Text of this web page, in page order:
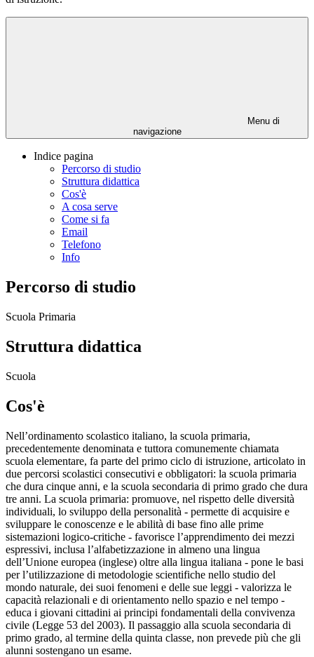
Menu di
navigazione
Indice pagina
Percorso di studio
Struttura didattica
Cos'è
A cosa serve
Come si fa
Email
Telefono
Info
Percorso di studio
Scuola Primaria
Struttura didattica
Scuola
Cos'è
Nell’ordinamento scolastico italiano, la scuola primaria,
precedentemente denominata e tuttora comunemente chiamata
scuola elementare, fa parte del primo ciclo di istruzione, articolato in
due percorsi scolastici consecutivi e obbligatori: la scuola primaria
che dura cinque anni, e la scuola secondaria di primo grado che dura
tre anni. La scuola primaria: promuove, nel rispetto delle diversità
individuali, lo sviluppo della personalità - permette di acquisire e
sviluppare le conoscenze e le abilità di base fino alle prime
sistemazioni logico-critiche - favorisce l’apprendimento dei mezzi
espressivi, inclusa l’alfabetizzazione in almeno una lingua
dell’Unione europea (inglese) oltre alla lingua italiana - pone le basi
per l’utilizzazione di metodologie scientifiche nello studio del
mondo naturale, dei suoi fenomeni e delle sue leggi - valorizza le
capacità relazionali e di orientamento nello spazio e nel tempo -
educa i giovani cittadini ai principi fondamentali della convivenza
civile (Legge 53 del 2003). Il passaggio alla scuola secondaria di
primo grado, al termine della quinta classe, non prevede più che gli
alunni sostengano un esame.